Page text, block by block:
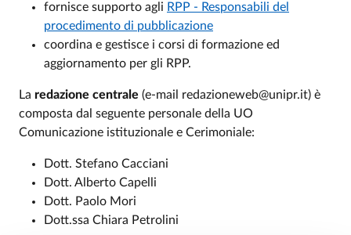
fornisce supporto agli RPP - Responsabili del
procedimento di pubblicazione
coordina e gestisce i corsi di formazione ed
aggiornamento per gli RPP.
La redazione centrale (e-mail redazioneweb@unipr.it) è
composta dal seguente personale della UO
Comunicazione istituzionale e Cerimoniale:
Dott. Stefano Cacciani
Dott. Alberto Capelli
Dott. Paolo Mori
Dott.ssa Chiara Petrolini